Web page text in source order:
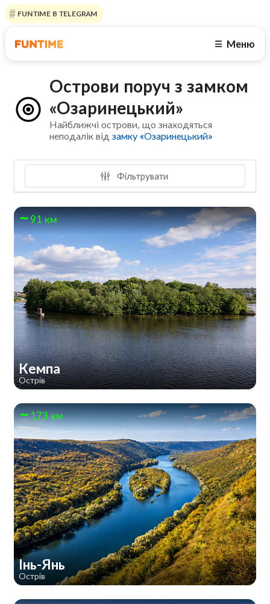
FUNTIME В TELEGRAM
☰ Меню
Острови поруч з замком
«Озаринецький»
Найближчі острови, що знаходяться
неподалік відзамку «Озаринецький»
Фільтрувати
91 км
Кемпа
Острів
173 км
Інь-Янь
Острів